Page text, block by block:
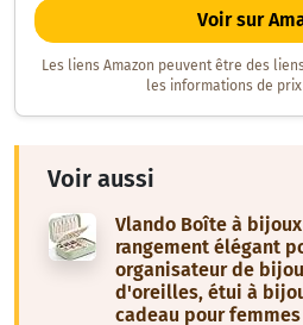
Voir sur
Les liens Amazon peuvent être des
les informations de
Voir aussi
Vlando Boîte à
rangement élégant
organisateur de
d'oreilles, étui à
cadeau pour